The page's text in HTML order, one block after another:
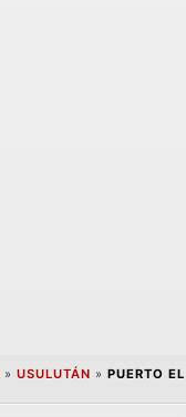
» USULUTÁN » PUERTO EL